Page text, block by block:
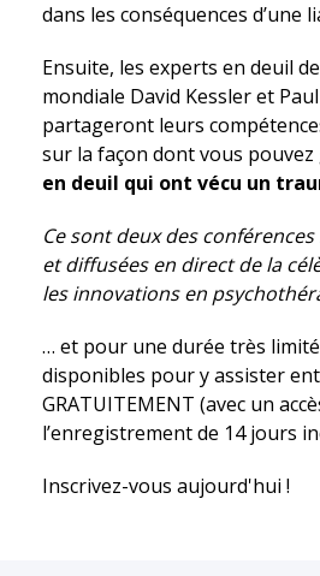
dans les conséquences d’une
Ensuite, les experts en deuil
mondiale David Kessler et
partageront leurs
sur la façon dont vous
en deuil qui ont vécu un
Ce sont deux des
et diffusées en direct de la
les innovations en
… et pour une durée très
disponibles pour y assister
GRATUITEMENT (avec un
l’enregistrement de 14 jours
Inscrivez-vous aujourd'hui !